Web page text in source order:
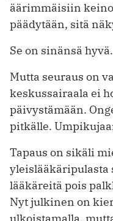
äärimmäisiin
päädytään, sitä
Se on sinänsä hyvä.
Mutta seuraus on
keskussairaala ei
päivystämään.
pitkälle.
Tapaus on sikäli
yleislääkäripulasta
lääkäreitä pois
Nyt julkinen on